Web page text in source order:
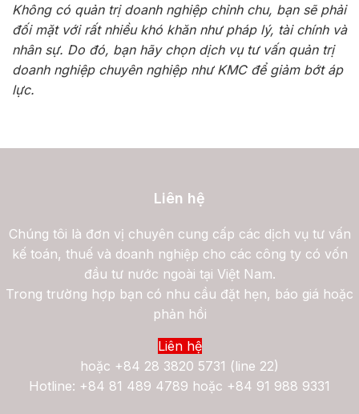
Không có quản trị doanh nghiệp chỉnh chu, bạn sẽ phải
đối mặt với rất nhiều khó khăn như pháp lý, tài chính và
nhân sự. Do đó, bạn hãy chọn dịch vụ tư vấn quản trị
doanh nghiệp chuyên nghiệp như KMC để giảm bớt áp
lực.
Liên hệ
Chúng tôi là đơn vị chuyên cung cấp các dịch vụ tư vấn
kế toán, thuế và doanh nghiệp cho các công ty có vốn
đầu tư nước ngoài tại Việt Nam.
Trong trường hợp bạn có nhu cầu đặt hẹn, báo giá hoặc
phản hồi
Liên hệ
hoặc +84 28 3820 5731 (line 22)
Hotline: +84 81 489 4789 hoặc +84 91 988 9331